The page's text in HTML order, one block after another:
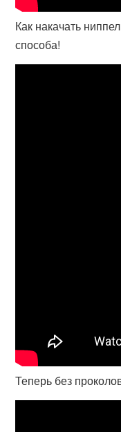
Как накачать
способа!
Теперь без